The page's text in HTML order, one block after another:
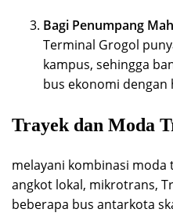
Bagi Penumpang
Terminal Grogol
kampus, sehingga
bus ekonomi
Trayek dan Moda
melayani kombinasi
angkot lokal, mikrotrans,
beberapa bus antarkota